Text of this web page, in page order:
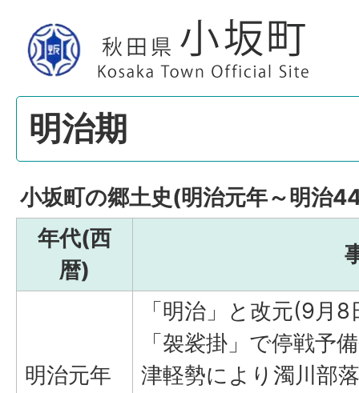
明治期
小坂町の郷土史(明治元年～明治
年代(西
暦)
明治元年
「明治」と改元(9月8
「袈裟掛」で停戦予
津軽勢により濁川部